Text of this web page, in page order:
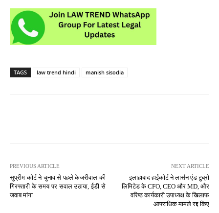
TAGS law trend hindi manish sisodia
PREVIOUS ARTICLE
सुप्रीम कोर्ट ने चुनाव से पहले केजरीवाल की
गिरफ्तारी के समय पर सवाल उठाया, ईडी से
जवाब मांगा
NEXT ARTICLE
इलाहाबाद हाईकोर्ट ने लार्सन एंड टुब्रो
लिमिटेड के CFO, CEO और MD, और
वरिष्ठ कार्यकारी उपाध्यक्ष के खिलाफ
आपराधिक मामले रद्द किए